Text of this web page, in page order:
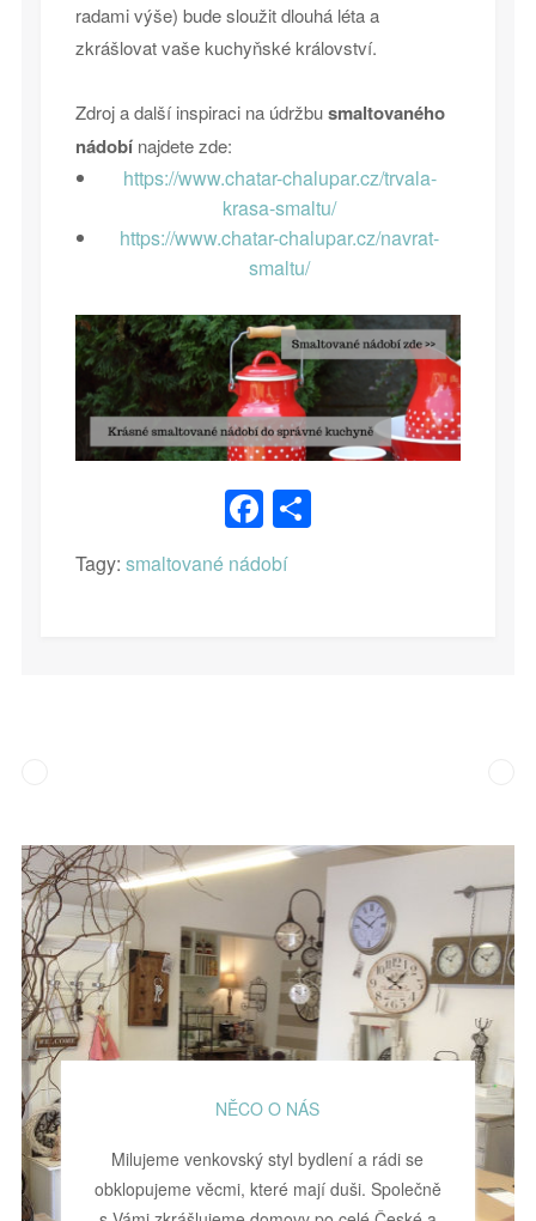
radami výše) bude sloužit dlouhá léta a
zkrášlovat vaše kuchyňské království.
Zdroj a další inspiraci na údržbusmaltovaného
nádobínajdete zde:
https://www.chatar-chalupar.cz/trvala-
krasa-smaltu/
https://www.chatar-chalupar.cz/navrat-
smaltu/
Facebook
Share
Tagy: smaltované nádobí
NĚCO O NÁS
Milujeme venkovský styl bydlení a rádi se
obklopujeme věcmi, které mají duši. Společně